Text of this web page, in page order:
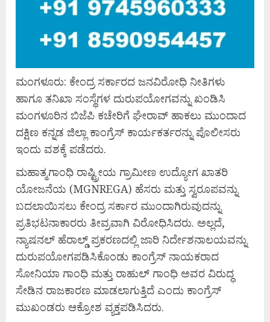
ಮಂಗಳೂರು: ಕೇಂದ್ರ ಸರ್ಕಾರದ ಜನವಿರೋಧಿ ನೀತಿಗಳು
ಹಾಗೂ ತನಿಖಾ ಸಂಸ್ಥೆಗಳ ದುರುಪಯೋಗವನ್ನು ಖಂಡಿಸಿ
ಮಂಗಳೂರಿನ ಬಿಜೆಪಿ ಕಚೇರಿಗೆ ಘೇರಾವ್ ಹಾಕಲು ಮುಂದಾದ
ದಕ್ಷಿಣ ಕನ್ನಡ ಜಿಲ್ಲಾ ಕಾಂಗ್ರೆಸ್ ಕಾರ್ಯಕರ್ತರನ್ನು ಪೊಲೀಸರು
ಇಂದು ವಶಕ್ಕೆ ಪಡೆದರು.
ಮಹಾತ್ಮಗಾಂಧಿ ರಾಷ್ಟ್ರೀಯ ಗ್ರಾಮೀಣ ಉದ್ಯೋಗ ಖಾತರಿ
ಯೋಜನೆಯ (MGNREGA) ಹೆಸರು ಮತ್ತು ಸ್ವರೂಪವನ್ನು
ಬದಲಾಯಿಸಲು ಕೇಂದ್ರ ಸರ್ಕಾರ ಮುಂದಾಗಿರುವುದನ್ನು
ಪ್ರತಿಭಟನಾಕಾರರು ತೀವ್ರವಾಗಿ ವಿರೋಧಿಸಿದರು. ಅಲ್ಲದೆ,
ನ್ಯಾಷನಲ್ ಹೆರಾಲ್ಡ್ ಪ್ರಕರಣದಲ್ಲಿ ಜಾರಿ ನಿರ್ದೇಶನಾಲಯವನ್ನು
ದುರುಪಯೋಗಪಡಿಸಿಕೊಂಡು ಕಾಂಗ್ರೆಸ್ ನಾಯಕರಾದ
ಸೋನಿಯಾ ಗಾಂಧಿ ಮತ್ತು ರಾಹುಲ್ ಗಾಂಧಿ ಅವರ ವಿರುದ್ಧ
ಸೇಡಿನ ರಾಜಕಾರಣ ಮಾಡಲಾಗುತ್ತಿದೆ ಎಂದು ಕಾಂಗ್ರೆಸ್
ಮುಖಂಡರು ಆಕ್ರೋಶ ವ್ಯಕ್ತಪಡಿಸಿದರು.